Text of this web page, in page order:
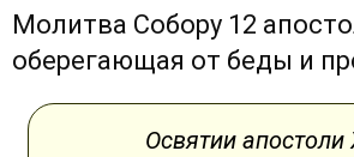
Молитва Собору 12
оберегающая от беды и
Освятии